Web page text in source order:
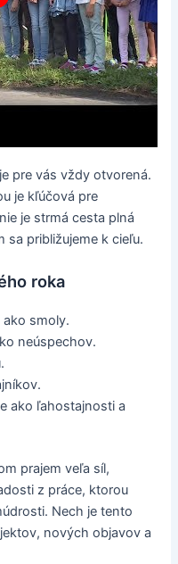
pre vás vždy otvorená.
je kľúčová pre
je strmá cesta plná
sa približujeme k cieľu.
roka
smoly.
neúspechov.
ako ľahostajnosti a
prajem veľa síl,
z práce, ktorou
Nech je tento
nových objavov a